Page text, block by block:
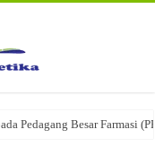
Pedagang Besar Farmasi